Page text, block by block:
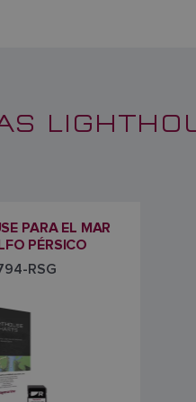
PARA EL MAR
PÉRSICO
RSG